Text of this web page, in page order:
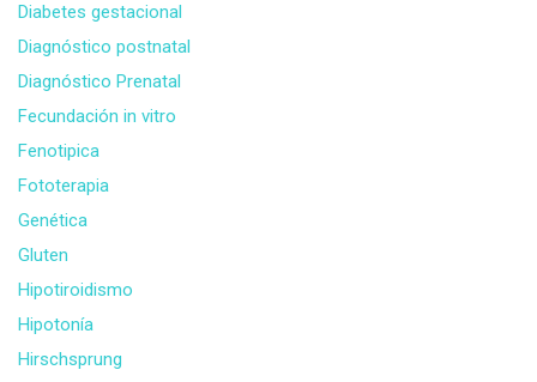
Diabetes gestacional
Diagnóstico postnatal
Diagnóstico Prenatal
Fecundación in vitro
Fenotipica
Fototerapia
Genética
Gluten
Hipotiroidismo
Hipotonía
Hirschsprung